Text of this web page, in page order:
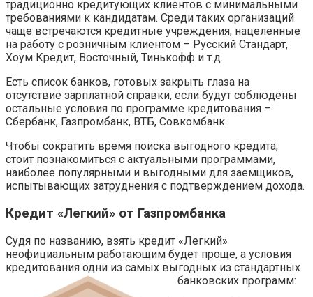
традиционно кредитующих клиентов с минимальными
требованиями к кандидатам. Среди таких организаций
чаще встречаются кредитные учреждения, нацеленные
на работу с розничным клиентом – Русский Стандарт,
Хоум Кредит, Восточный, Тинькофф и т.д.
Есть список банков, готовых закрыть глаза на
отсутствие зарплатной справки, если будут соблюдены
остальные условия по программе кредитования –
Сбербанк, Газпромбанк, ВТБ, Совкомбанк.
Чтобы сократить время поиска выгодного кредита,
стоит познакомиться с актуальными программами,
наиболее популярными и выгодными для заемщиков,
испытывающих затруднения с подтверждением дохода.
Кредит «Легкий» от Газпромбанка
Судя по названию, взять кредит «Легкий»
неофициальным работающим будет проще, а условия
кредитования одни из самых выгодных из стандартных
банковских программ: